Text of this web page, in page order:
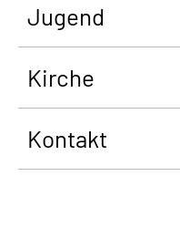
Jugend
Kirche
Kontakt